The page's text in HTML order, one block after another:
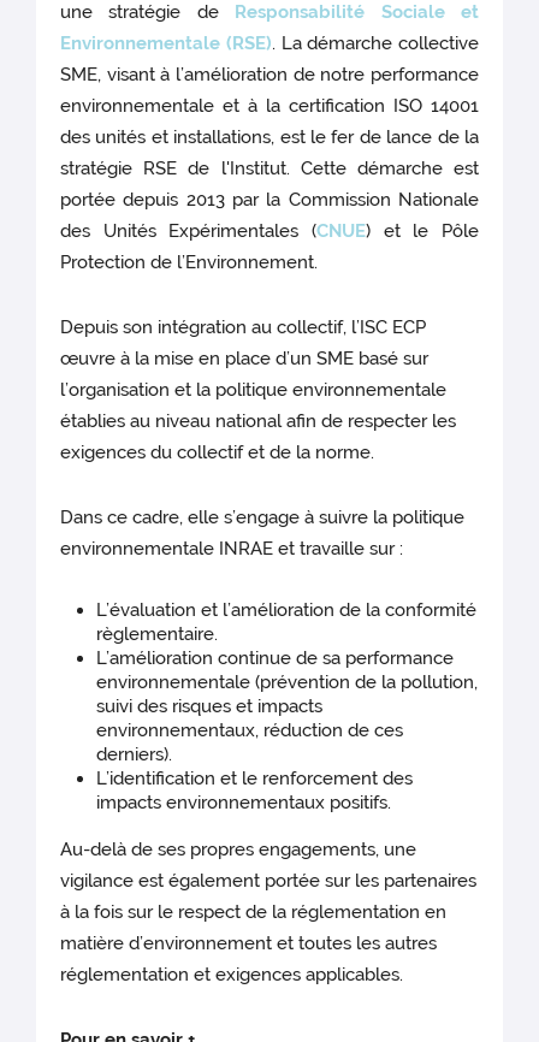
une stratégie de Responsabilité Sociale et
Environnementale (RSE). La démarche collective
SME, visant à l’amélioration de notre performance
environnementale et à la certification ISO 14001
des unités et installations, est le fer de lance de la
stratégie RSE de l'Institut. Cette démarche est
portée depuis 2013 par la Commission Nationale
des Unités Expérimentales (CNUE) et le Pôle
Protection de l’Environnement.
Depuis son intégration au collectif, l’ISC ECP
œuvre à la mise en place d’un SME basé sur
l’organisation et la politique environnementale
établies au niveau national afin de respecter les
exigences du collectif et de la norme.
Dans ce cadre, elle s’engage à suivre la politique
environnementale INRAE et travaille sur :
L’évaluation et l’amélioration de la conformité
règlementaire.
L’amélioration continue de sa performance
environnementale (prévention de la pollution,
suivi des risques et impacts
environnementaux, réduction de ces
derniers).
L’identification et le renforcement des
impacts environnementaux positifs.
Au-delà de ses propres engagements, une
vigilance est également portée sur les partenaires
à la fois sur le respect de la réglementation en
matière d’environnement et toutes les autres
réglementation et exigences applicables.